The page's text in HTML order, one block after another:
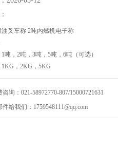
叉车称 2吨内燃机电子称
1吨，2吨，3吨，5吨，6吨（可选）
1KG，2KG，5KG
线，无线，打印，上下限报警（可选）
内燃机叉车，电动叉车及各品牌叉车（合
咨询：021-58972770-807/15000721631
件给我们：1759548111@qq.com